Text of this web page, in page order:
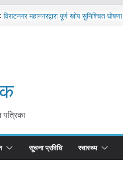
कोरोना संक्रमण पुष्टिपछि दार्चुलाका सीमामा कडाइ
विराटनगर महानगरद्वारा पूर्ण खोप सुनिश्चित घोषणा
आकर्षण बढ्दै
पत्रिका
सूचना प्रविधि स्वास्थ्य